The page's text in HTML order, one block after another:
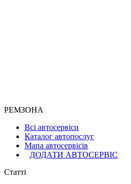
РЕМЗОНА
Всі автосервіси
Каталог автопослуг
Мапа автосервісів
ДОДАТИ АВТОСЕРВІС
Статті